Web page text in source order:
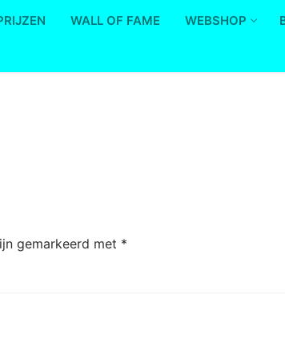
WALL OF FAME WEBSHOP
gemarkeerd met *